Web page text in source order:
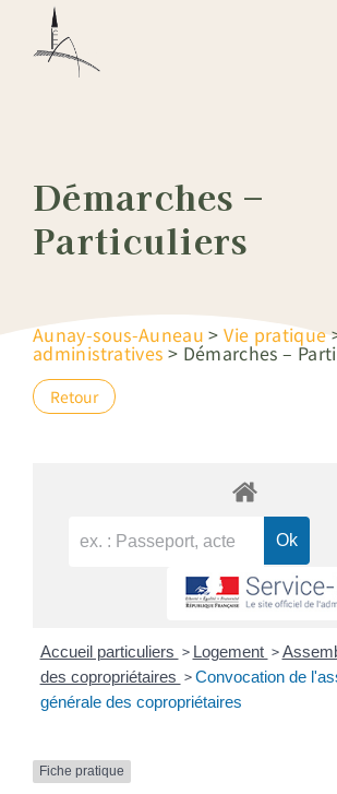
Démarches –
Particuliers
Aunay-sous-Auneau >Vie pratique
administratives > Démarches –
Retour
Accueil particuliers > Logement >
des copropriétaires > Convocation de
générale des copropriétaires
Fiche pratique